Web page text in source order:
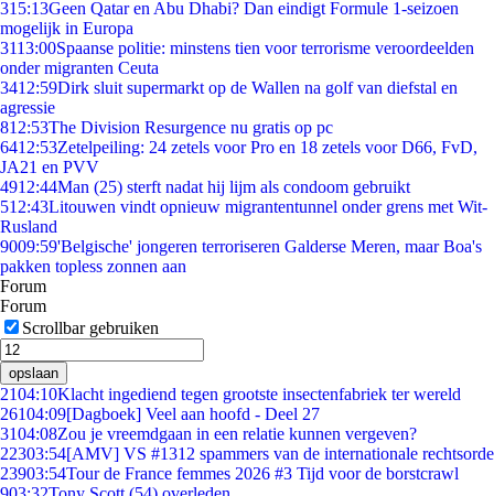
315:13Geen Qatar en Abu Dhabi? Dan eindigt Formule 1-seizoen
mogelijk in Europa
3113:00Spaanse politie: minstens tien voor terrorisme veroordeelden
onder migranten Ceuta
3412:59Dirk sluit supermarkt op de Wallen na golf van diefstal en
agressie
812:53The Division Resurgence nu gratis op pc
6412:53Zetelpeiling: 24 zetels voor Pro en 18 zetels voor D66, FvD,
JA21 en PVV
4912:44Man (25) sterft nadat hij lijm als condoom gebruikt
512:43Litouwen vindt opnieuw migrantentunnel onder grens met Wit-
Rusland
9009:59'Belgische' jongeren terroriseren Galderse Meren, maar Boa's
pakken topless zonnen aan
Forum
Forum
Scrollbar gebruiken
opslaan
2104:10Klacht ingediend tegen grootste insectenfabriek ter wereld
26104:09[Dagboek] Veel aan hoofd - Deel 27
3104:08Zou je vreemdgaan in een relatie kunnen vergeven?
22303:54[AMV] VS #1312 spammers van de internationale rechtsorde
23903:54Tour de France femmes 2026 #3 Tijd voor de borstcrawl